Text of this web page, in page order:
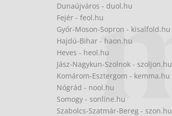
Dunaújváros - duol.hu
Fejér - feol.hu
Győr-Moson-Sopron - kisalfold.hu
Hajdú-Bihar - haon.hu
Heves - heol.hu
Jász-Nagykun-Szolnok - szoljon.hu
Komárom-Esztergom - kemma.hu
Nógrád - nool.hu
Somogy - sonline.hu
Szabolcs-Szatmár-Bereg - szon.hu